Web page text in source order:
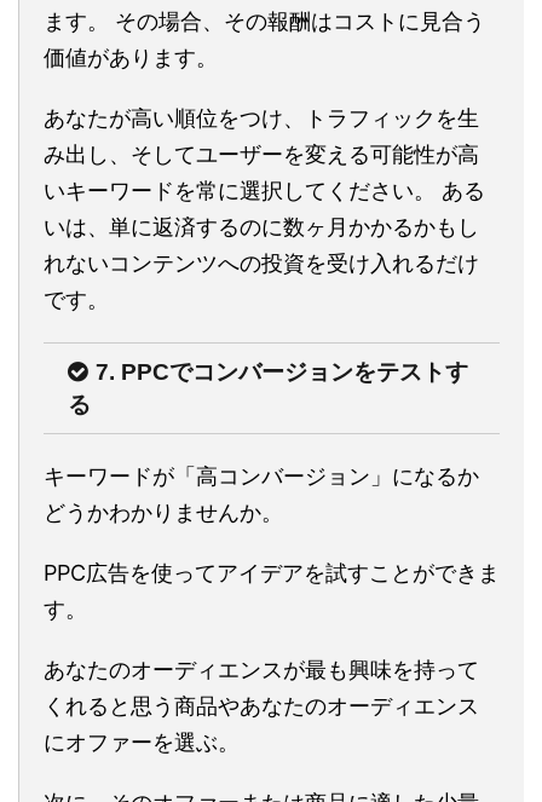
ます。 その場合、その報酬はコストに見合う
価値があります。
あなたが高い順位をつけ、トラフィックを生
み出し、そしてユーザーを変える可能性が高
いキーワードを常に選択してください。 ある
いは、単に返済するのに数ヶ月かかるかもし
れないコンテンツへの投資を受け入れるだけ
です。
7. PPCでコンバージョンをテストす
る
キーワードが「高コンバージョン」になるか
どうかわかりませんか。
PPC広告を使ってアイデアを試すことができま
す。
あなたのオーディエンスが最も興味を持って
くれると思う商品やあなたのオーディエンス
にオファーを選ぶ。